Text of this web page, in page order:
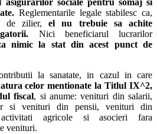
asigurarilor sociale pentru somaj si
Reglementarile legale stabilesc ca,
de zilier,el nu trebuie sa achite
Nici beneficiarul lucrarilor
nimic la stat din acest punct de
la sanatate, in cazul in care
celor mentionate la Titlul IX^2,
fiscal, si anume: venituri din salarii,
si venituri din pensii, venituri din
activitati agricole si asocieri fara
venituri.